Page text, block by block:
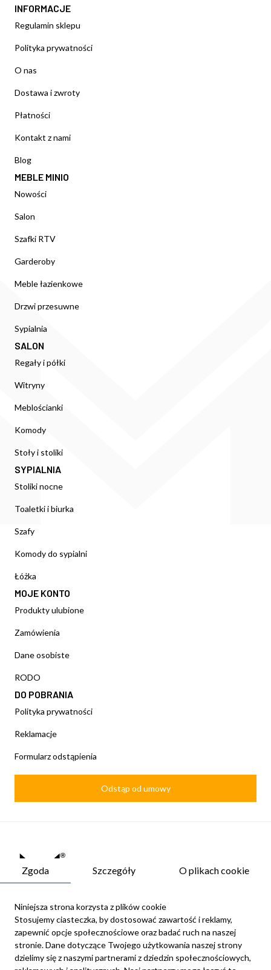
INFORMACJE
Regulamin sklepu
Polityka prywatności
O nas
Dostawa i zwroty
Płatności
Kontakt z nami
Blog
MEBLE MINIO
Nowości
Salon
Szafki RTV
Garderoby
Meble łazienkowe
Drzwi przesuwne
Sypialnia
SALON
Regały i półki
Witryny
Meblościanki
Komody
Stoły i stoliki
SYPIALNIA
Stoliki nocne
Toaletki i biurka
Szafy
Komody do sypialni
Łóżka
MOJE KONTO
Produkty ulubione
Zamówienia
Dane osobiste
RODO
DO POBRANIA
Polityka prywatności
Reklamacje
Formularz odstąpienia
Odstąp od umowy
Newsletter
Możesz zrezygnować w każdej chwili. W tym celu należy odnaleźć
szczegóły w naszej informacji prawnej.
Zgoda Szczegóły O plikach cookie
Niniejsza strona korzysta z plików cookie
Stosujemy ciasteczka, by dostosować zawartość i reklamy,
zapewnić opcje społecznościowe oraz badać ruch na naszej
stronie. Dane dotyczące Twojego użytkowania naszej strony
dzielimy się z naszymi partnerami z dziedzin społecznościowych,